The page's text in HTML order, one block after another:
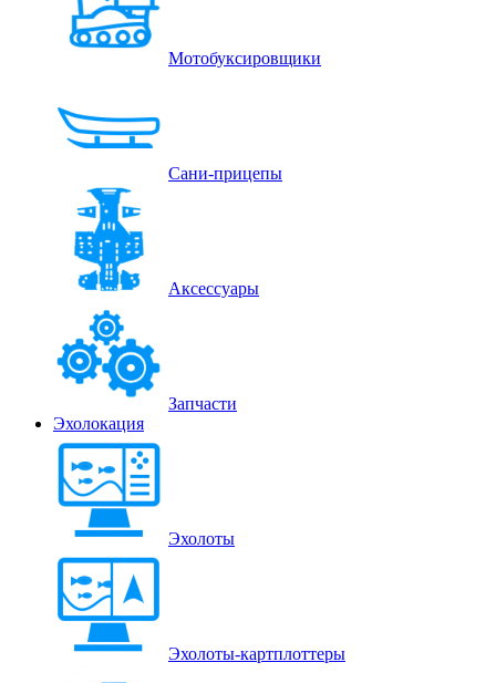
Мотобуксировщики
Сани-прицепы
Аксессуары
Запчасти
Эхолокация
Эхолоты
Эхолоты-картплоттеры